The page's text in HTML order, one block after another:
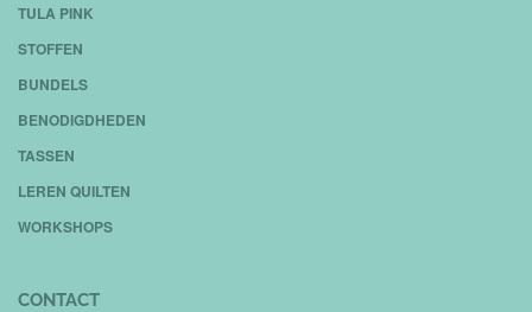
TULA PINK
STOFFEN
BUNDELS
BENODIGDHEDEN
TASSEN
LEREN QUILTEN
WORKSHOPS
CONTACT